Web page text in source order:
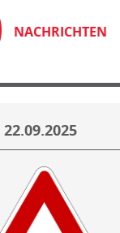
NACHRICHTEN
22.09.2025